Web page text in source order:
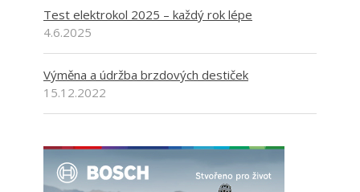
Test elektrokol 2025 – každý rok lépe
4.6.2025
Výměna a údržba brzdových destiček
15.12.2022